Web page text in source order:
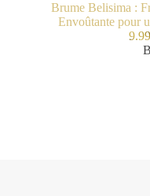
Brume Belisima :
Envoûtante pour
9.99